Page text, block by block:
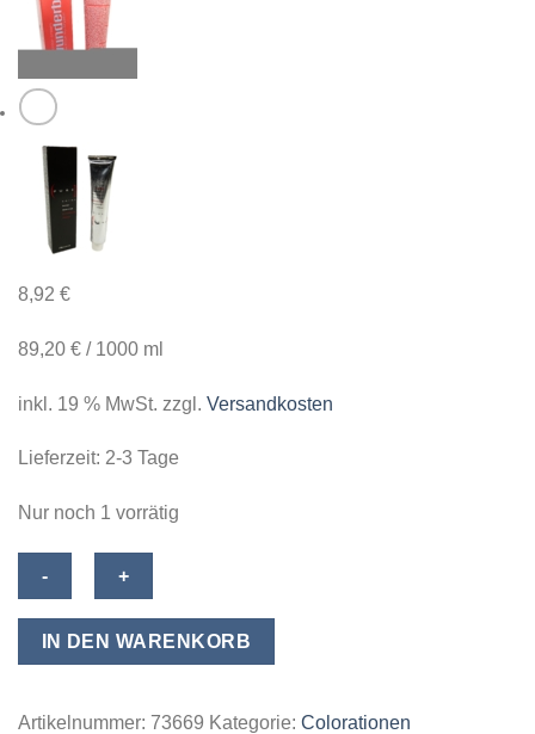
8,92 €
89,20 € / 1000 ml
inkl. 19 % MwSt. zzgl. Versandkosten
Lieferzeit: 2-3 Tage
Nur noch 1 vorrätig
Roverhair
Pure
Coloration
IN DEN WARENKORB
Artikelnummer: 73669 Kategorie: Colorationen